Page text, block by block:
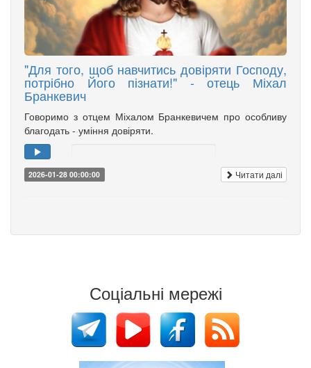
"Для того, щоб навчитись довіряти Господу,
потрібно Його пізнати!" - отець Міхал
Бранкевич
Говоримо з отцем Міхалом Бранкевичем про особливу
благодать - уміння довіряти.
2026-01-28 00:00:00 Читати далі
Соціальні мережі